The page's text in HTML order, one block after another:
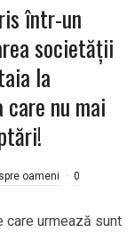
într-un
societății
la
care nu mai
oameni
0
care urmează sunt